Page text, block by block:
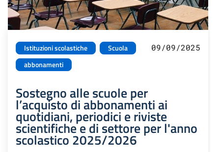
Istituzioni scolastiche
Scuola
abbonamenti
09/09/2025
Sostegno alle scuole per
l’acquisto di abbonamenti ai
quotidiani, periodici e riviste
scientifiche e di settore per l'anno
scolastico 2025/2026